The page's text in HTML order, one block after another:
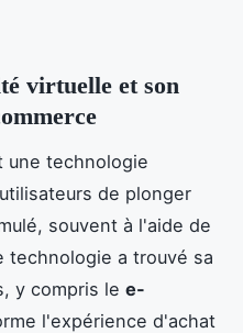
virtuelle et son
une technologie
de plonger
souvent à l'aide de
technologie a trouvé sa
y compris le e-
l'expérience d'achat